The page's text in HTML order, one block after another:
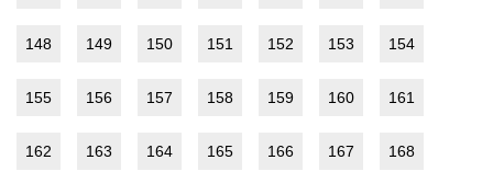
148 149 150 151 152 153 154
155 156 157 158 159 160 161
162 163 164 165 166 167 168